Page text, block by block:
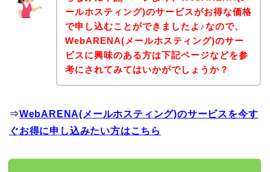
ールホスティング)のサービスがお得な価格
で申し込むことができましたよ♪なので、
WebARENA(メールホスティング)のサー
ビスに興味のある方は下記ページなどを参
考にされてみてはいかがでしょうか？
⇒WebARENA(メールホスティング)のサービスを今す
ぐお得に申し込みたい方はこちら